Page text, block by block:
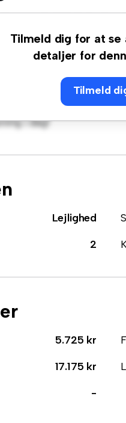
Tilmeld dig for at se
detaljer for
Tilmeld
på Rolighedsvej
lejlighed tilbyder et
og det
beliggenhed
mulighed for at
i dag!
Lejlighed
2
5.725 kr
17.175 kr
-